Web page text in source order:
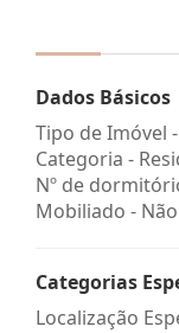
Dados Básicos
Tipo de Imóvel
Categoria -
Nº de
Mobiliado - Não
Categorias
Localização